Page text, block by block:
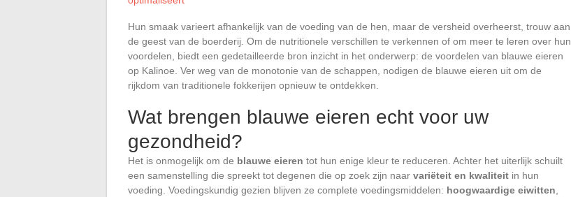
Hun smaak varieert afhankelijk van de voeding van de hen, maar de versheid overheerst, trouw aan
de geest van de boerderij. Om de nutritionele verschillen te verkennen of om meer te leren over hun
voordelen, biedt een gedetailleerde bron inzicht in het onderwerp: de voordelen van blauwe eieren
op Kalinoe. Ver weg van de monotonie van de schappen, nodigen de blauwe eieren uit om de
rijkdom van traditionele fokkerijen opnieuw te ontdekken.
Wat brengen blauwe eieren echt voor uw
gezondheid?
Het is onmogelijk om de blauwe eieren tot hun enige kleur te reduceren. Achter het uiterlijk schuilt
een samenstelling die spreekt tot degenen die op zoek zijn naar variëteit en kwaliteit in hun
voeding. Voedingskundig gezien blijven ze complete voedingsmiddelen: hoogwaardige eiwitten